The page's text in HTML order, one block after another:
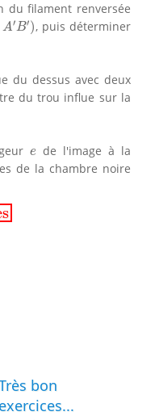
du filament renversée
A′B′)
A′B′) , puis déterminer
du dessus avec deux
du trou influe sur la
e
e de l'image à la
de la chambre noire
bon
exercices...